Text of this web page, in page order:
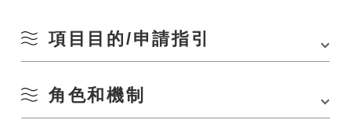
項目目的/申請指引
業務目的
長門市民和城市企業利用城市的當地資源（自然、美食、人民和歷史）創
角色和機制